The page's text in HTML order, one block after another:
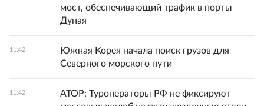
мост, обеспечивающий трафик в порты
Дуная
11:42
Южная Корея начала поиск грузов для
Северного морского пути
11:42
АТОР: Туроператоры РФ не фиксируют